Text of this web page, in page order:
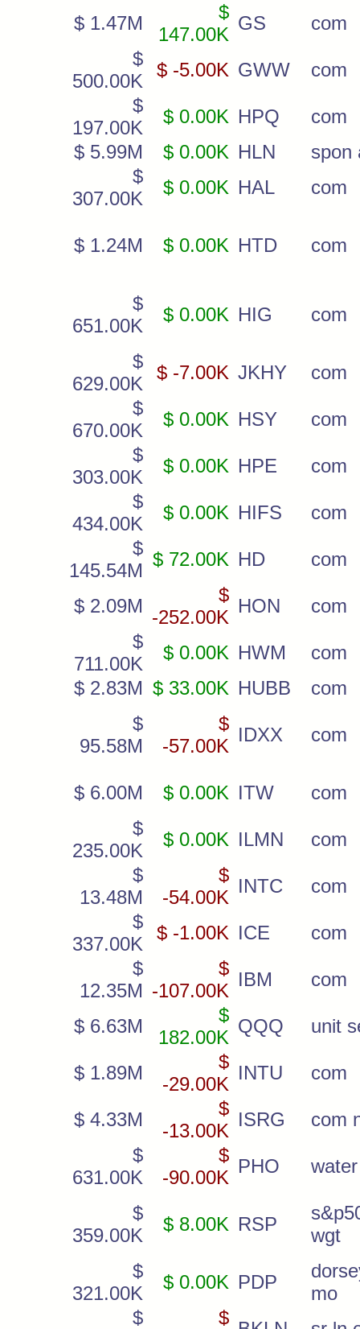
$ 1.47M
$
147.00K
GS
com
$
500.00K
$ -5.00K GWW
com
$
197.00K
$ 0.00K HPQ
com
$ 5.99M
$ 0.00K HLN
spon
$
307.00K
$ 0.00K HAL com
$ 1.24M $ 0.00K HTD com
$
651.00K
$ 0.00K HIG com
$
629.00K
$ -7.00K JKHY
com
$
670.00K
$ 0.00K HSY
com
$
303.00K
$ 0.00K HPE
com
$
434.00K
$ 0.00K HIFS
com
$
145.54M
$ 72.00K HD com
$ 2.09M
$
-252.00K
HON
com
$
711.00K
$ 0.00K HWM
com
$ 2.83M $ 33.00K HUBB
com
$
95.58M
$
-57.00K
IDXX com
$ 6.00M $ 0.00K ITW
com
$
235.00K
$ 0.00K ILMN
com
$
13.48M
$
-54.00K
INTC
com
$
337.00K
$ -1.00K ICE
com
$
12.35M
$
-107.00K
IBM com
$ 6.63M
$
182.00K
QQQ unit
$ 1.89M
$
-29.00K
INTU com
$ 4.33M
$
-13.00K
ISRG
com
$
631.00K
$
-90.00K
PHO
$
359.00K
$ 8.00K RSP
wgt
$
321.00K
$ 0.00K PDP
mo
$
$